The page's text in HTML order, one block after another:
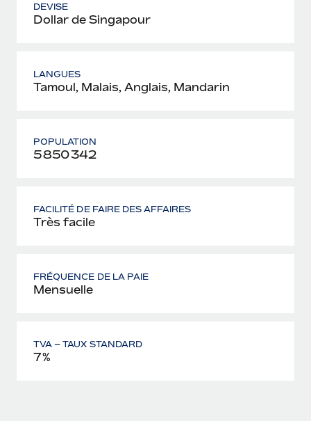
DEVISE
Dollar de Singapour
LANGUES
Tamoul, Malais, Anglais, Mandarin
POPULATION
5 850 342
FACILITÉ DE FAIRE DES AFFAIRES
Très facile
FRÉQUENCE DE LA PAIE
Mensuelle
TVA – TAUX STANDARD
7%